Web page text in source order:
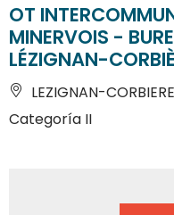
OT
MINERVOIS -
LÉZIGNAN-
LEZIGNAN-
Categoría II